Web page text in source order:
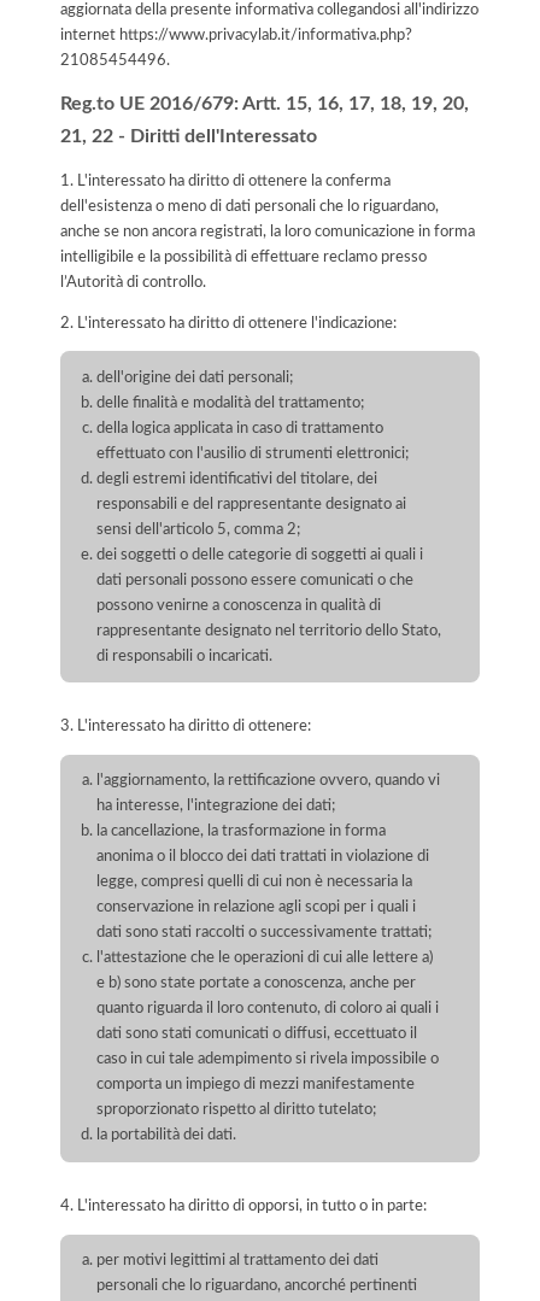
aggiornata della presente informativa collegandosi all'indirizzo
internet https://www.privacylab.it/informativa.php?
21085454496.
Reg.to UE 2016/679: Artt. 15, 16, 17, 18, 19, 20,
21, 22 - Diritti dell'Interessato
1. L'interessato ha diritto di ottenere la conferma
dell'esistenza o meno di dati personali che lo riguardano,
anche se non ancora registrati, la loro comunicazione in forma
intelligibile e la possibilità di effettuare reclamo presso
l’Autorità di controllo.
2. L'interessato ha diritto di ottenere l'indicazione:
dell'origine dei dati personali;
delle finalità e modalità del trattamento;
della logica applicata in caso di trattamento
effettuato con l'ausilio di strumenti elettronici;
degli estremi identificativi del titolare, dei
responsabili e del rappresentante designato ai
sensi dell'articolo 5, comma 2;
dei soggetti o delle categorie di soggetti ai quali i
dati personali possono essere comunicati o che
possono venirne a conoscenza in qualità di
rappresentante designato nel territorio dello Stato,
di responsabili o incaricati.
3. L'interessato ha diritto di ottenere:
l'aggiornamento, la rettificazione ovvero, quando vi
ha interesse, l'integrazione dei dati;
la cancellazione, la trasformazione in forma
anonima o il blocco dei dati trattati in violazione di
legge, compresi quelli di cui non è necessaria la
conservazione in relazione agli scopi per i quali i
dati sono stati raccolti o successivamente trattati;
l'attestazione che le operazioni di cui alle lettere a)
e b) sono state portate a conoscenza, anche per
quanto riguarda il loro contenuto, di coloro ai quali i
dati sono stati comunicati o diffusi, eccettuato il
caso in cui tale adempimento si rivela impossibile o
comporta un impiego di mezzi manifestamente
sproporzionato rispetto al diritto tutelato;
la portabilità dei dati.
4. L'interessato ha diritto di opporsi, in tutto o in parte:
per motivi legittimi al trattamento dei dati
personali che lo riguardano, ancorché pertinenti